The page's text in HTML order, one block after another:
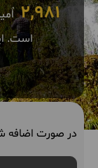
2,981
است.
در صورت اضافه